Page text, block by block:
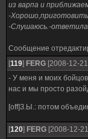
из варпа и
-
-Слушаюсь.-
Сообщение
[119] FERG [2008-12-
- У меня и моих
нас и мы просто
[off]З.Ы.: потом
[120] FERG [2008-12-